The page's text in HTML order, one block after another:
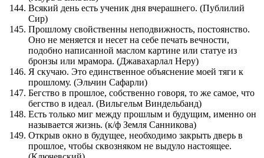
Всякий день есть ученик дня вчерашнего. (Публилий
Сир)
Прошлому свойственны неподвижность, постоянство.
Оно не меняется и несет на себе печать вечности,
подобно написанной маслом картине или статуе из
бронзы или мрамора. (Джавахарлал Неру)
Я скучаю. Это единственное объяснение моей тяги к
прошлому. (Эльчин Сафарли)
Бегство в прошлое, собственно говоря, то же самое, что
бегство в идеал. (Вильгельм Виндельбанд)
Есть только миг между прошлым и будущим, именно он
называется жизнь. (к/ф Земля Санникова)
Открыв окно в будущее, необходимо закрыть дверь в
прошлое, чтобы сквозняком не выдуло настоящее.